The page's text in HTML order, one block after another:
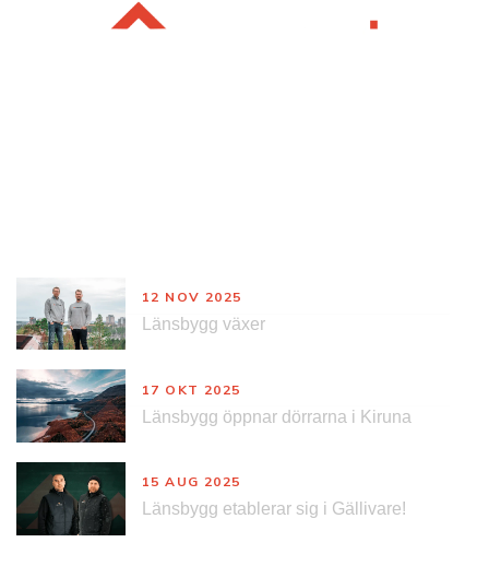
12 NOV 2025
Länsbygg växer
17 OKT 2025
Länsbygg öppnar dörrarna i Kiruna
15 AUG 2025
Länsbygg etablerar sig i Gällivare!